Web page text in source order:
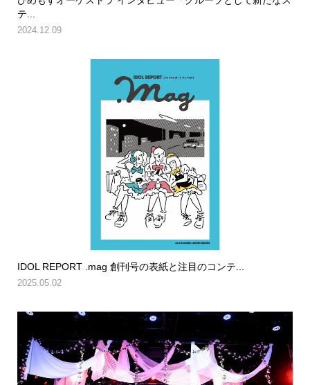
テ...
2024.12.09
IDOL REPORT .mag 創刊号の表紙と注目のコンテ...
2025.05.02